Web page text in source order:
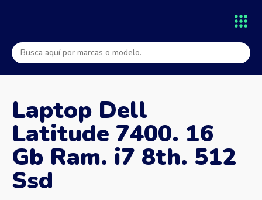
Laptop Dell
Latitude 7400. 16
Gb Ram. i7 8th. 512
Ssd